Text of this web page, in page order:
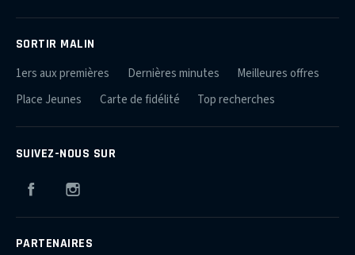
SORTIR MALIN
1ers aux premières Dernières minutes
Meilleures offres
Place Jeunes
Carte de fidélité Top recherches
SUIVEZ-NOUS SUR
Facebook
PARTENAIRES